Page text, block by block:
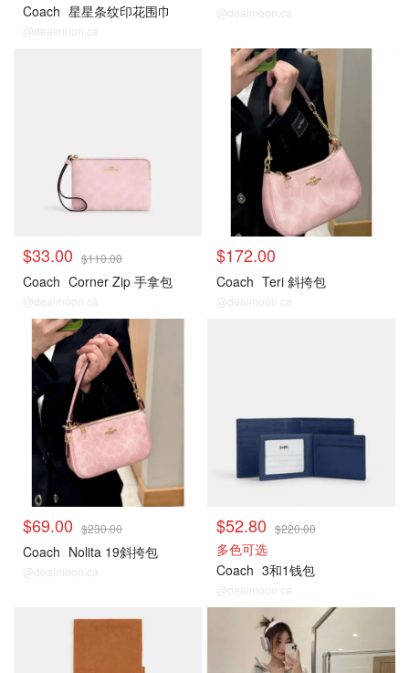
Coach 星星条纹印花围巾
@dealmoon.ca
@dealmoon.ca
$33.00 $110.00
Coach Corner Zip 手拿包
@dealmoon.ca
Coach
$172.00
Coach Teri 斜挎包
@dealmoon.ca
Coach
$69.00 $230.00
Coach Nolita 19斜挎包
@dealmoon.ca
$52.80 $220.00
多色可选
Coach 3和1钱包
@dealmoon.ca
Lululemon